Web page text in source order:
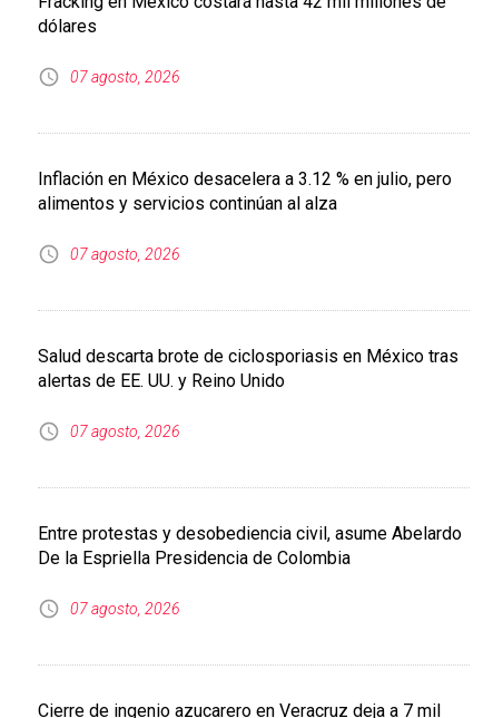
Inflación en México desacelera a 3.12 % en julio, pero
alimentos y servicios continúan al alza
07 agosto, 2026
Salud descarta brote de ciclosporiasis en México tras
alertas de EE. UU. y Reino Unido
07 agosto, 2026
Entre protestas y desobediencia civil, asume Abelardo
De la Espriella Presidencia de Colombia
07 agosto, 2026
Cierre de ingenio azucarero en Veracruz deja a 7 mil
familias sin ingresos
07 agosto, 2026